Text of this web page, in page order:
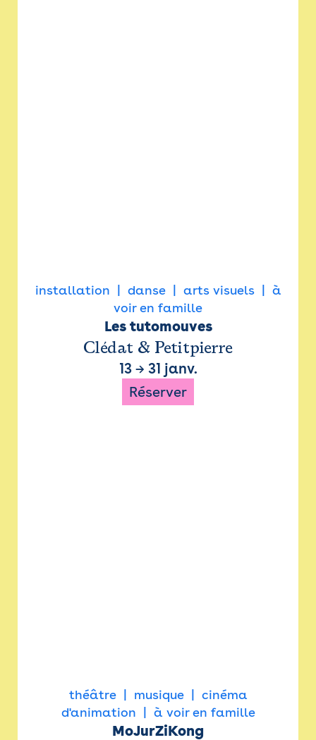
installation danse arts visuels
à
voir en famille
Les tutomouves
Clédat & Petitpierre
13→ 31 janv.
Réserver
théâtre musique
cinéma
d'animation
à voir en famille
MoJurZiKong